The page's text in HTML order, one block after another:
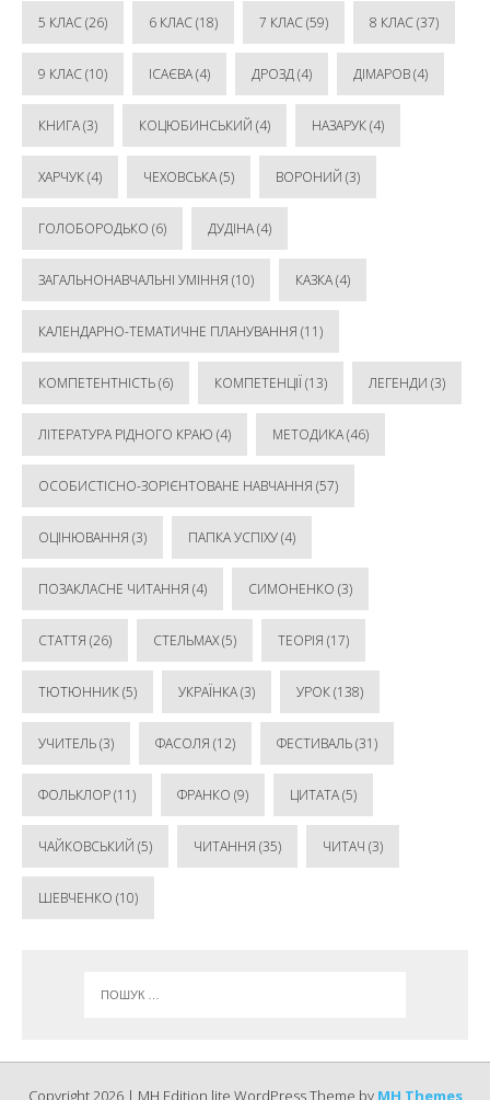
5 КЛАС(26) 6 КЛАС(18) 7 КЛАС(59) 8 КЛАС(37)
9 КЛАС(10) ІСАЄВА(4) ДРОЗД(4) ДІМАРОВ(4)
КНИГА(3) КОЦЮБИНСЬКИЙ (4) НАЗАРУК(4)
ХАРЧУК(4) ЧЕХОВСЬКА(5) ВОРОНИЙ (3)
ГОЛОБОРОДЬКО (6) ДУДІНА(4)
ЗАГАЛЬНОНАВЧАЛЬНІ УМІННЯ (10) КАЗКА(4)
КАЛЕНДАРНО-ТЕМАТИЧНЕ ПЛАНУВАННЯ (11)
КОМПЕТЕНТНІСТЬ(6) КОМПЕТЕНЦІЇ (13) ЛЕГЕНДИ (3)
ЛІТЕРАТУРА РІДНОГО КРАЮ (4) МЕТОДИКА(46)
ОСОБИСТІСНО-ЗОРІЄНТОВАНЕ НАВЧАННЯ (57)
ОЦІНЮВАННЯ (3) ПАПКА УСПІХУ(4)
ПОЗАКЛАСНЕ ЧИТАННЯ (4) СИМОНЕНКО (3)
СТАТТЯ (26) СТЕЛЬМАХ(5) ТЕОРІЯ (17)
ТЮТЮННИК(5) УКРАЇНКА(3) УРОК(138)
УЧИТЕЛЬ(3) ФАСОЛЯ (12) ФЕСТИВАЛЬ(31)
ФОЛЬКЛОР(11) ФРАНКО (9) ЦИТАТА(5)
ЧАЙКОВСЬКИЙ (5) ЧИТАННЯ (35) ЧИТАЧ (3)
ШЕВЧЕНКО (10)
Copyright 2026 | MH Edition lite WordPress Theme by MH Themes